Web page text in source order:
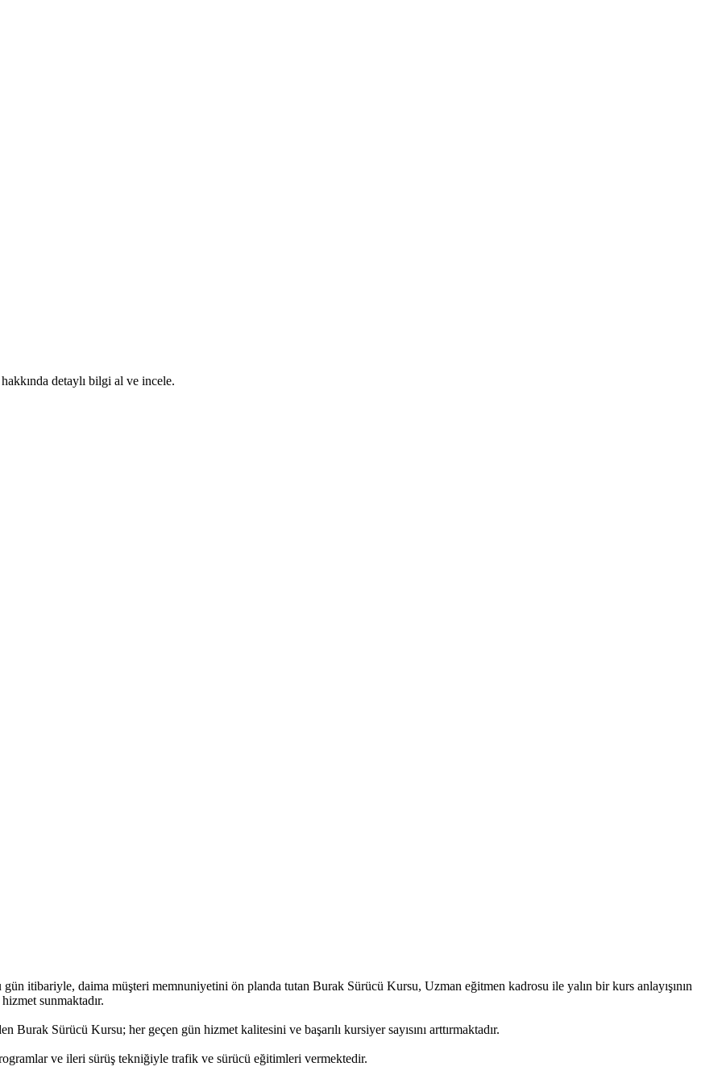
detaylı bilgi al ve incele.
itibariyle, daima müşteri memnuniyetini ön planda tutan Burak Sürücü Kursu, Uzman eğitmen kadrosu ile yalın bir kurs anlayışının
sunmaktadır.
Sürücü Kursu; her geçen gün hizmet kalitesini ve başarılı kursiyer sayısını arttırmaktadır.
ve ileri sürüş tekniğiyle trafik ve sürücü eğitimleri vermektedir.